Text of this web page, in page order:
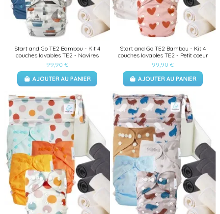
Start and Go TE2 Bambou - Kit 4
couches lavables TE2 - Navires
99,90 €
AJOUTER AU PANIER
Start and Go TE2 Bambou - Kit 4
couches lavables TE2 - Petit coeur
99,90 €
AJOUTER AU PANIER